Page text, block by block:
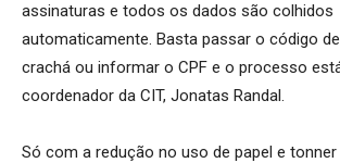
assinaturas e todos os dados são colhidos
automaticamente. Basta passar o código
crachá ou informar o CPF e o processo
coordenador da CIT, Jonatas Randal.
Só com a redução no uso de papel e tonner